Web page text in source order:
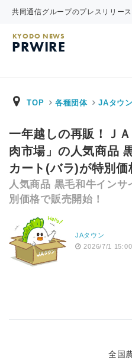
共同通信グループのプレスリリー
KYODO NEWS
PRWIRE
TOP 各種団体 JAタウン
一年越しの再販！Ｊ
肉市場」の人気商品
カート(バラ)が特別価
人気商品 黒毛和牛イン
別価格で販売開始！
JAタウン
2026/7/1 15:00
全国